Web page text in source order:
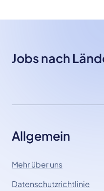
Jobs nach
Allgemein
Mehr über uns
Datenschutzrichtlinie